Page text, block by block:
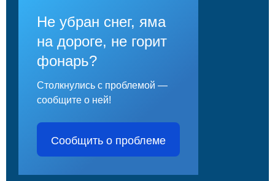
Не убран снег, яма
на дороге, не горит
фонарь?
Столкнулись с проблемой —
сообщите о ней!
Сообщить о проблеме